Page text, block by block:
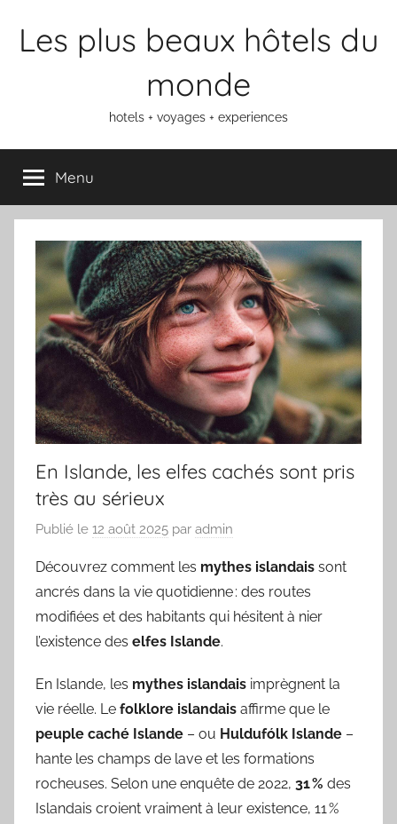
Les plus beaux hôtels du
monde
hotels + voyages + experiences
Menu
En Islande, les elfes cachés sont pris
très au sérieux
Publié le 12 août 2025 par admin
Découvrez comment les mythes islandais sont
ancrés dans la vie quotidienne : des routes
modifiées et des habitants qui hésitent à nier
l’existence des elfes Islande.
En Islande, les mythes islandais imprègnent la
vie réelle. Le folklore islandais affirme que le
peuple caché Islande – ou Huldufólk Islande –
hante les champs de lave et les formations
rocheuses. Selon une enquête de 2022, 31 % des
Islandais croient vraiment à leur existence, 11 %